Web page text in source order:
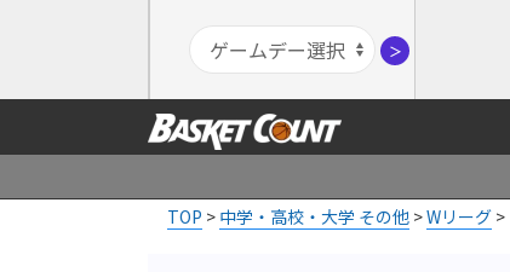
＞
TOP > 中学・高校・大学 その他 >Wリーグ >